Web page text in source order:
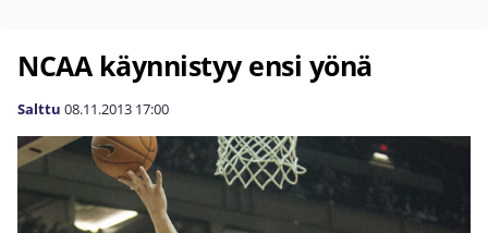
NCAA käynnistyy ensi yönä
Salttu 08.11.2013 17:00